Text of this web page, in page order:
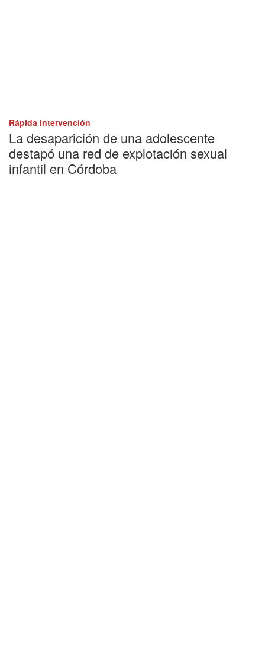
Rápida intervención
La desaparición de una adolescente
destapó una red de explotación sexual
infantil en Córdoba